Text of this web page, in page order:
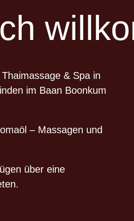
& Spa in
im Baan Boonkum
– Massagen und
über eine